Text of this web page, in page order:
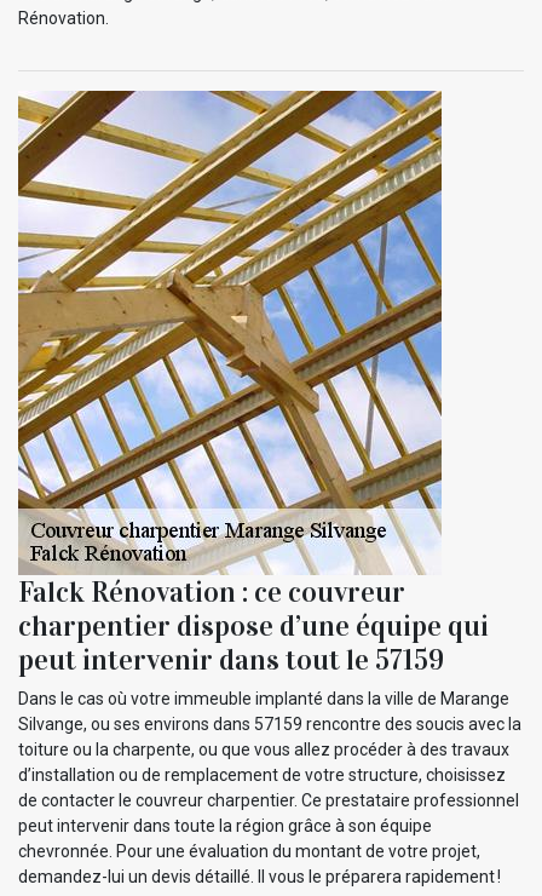
Rénovation.
Falck Rénovation : ce couvreur
charpentier dispose d’une équipe qui
peut intervenir dans tout le 57159
Dans le cas où votre immeuble implanté dans la ville de Marange
Silvange, ou ses environs dans 57159 rencontre des soucis avec la
toiture ou la charpente, ou que vous allez procéder à des travaux
d’installation ou de remplacement de votre structure, choisissez
de contacter le couvreur charpentier. Ce prestataire professionnel
peut intervenir dans toute la région grâce à son équipe
chevronnée. Pour une évaluation du montant de votre projet,
demandez-lui un devis détaillé. Il vous le préparera rapidement !